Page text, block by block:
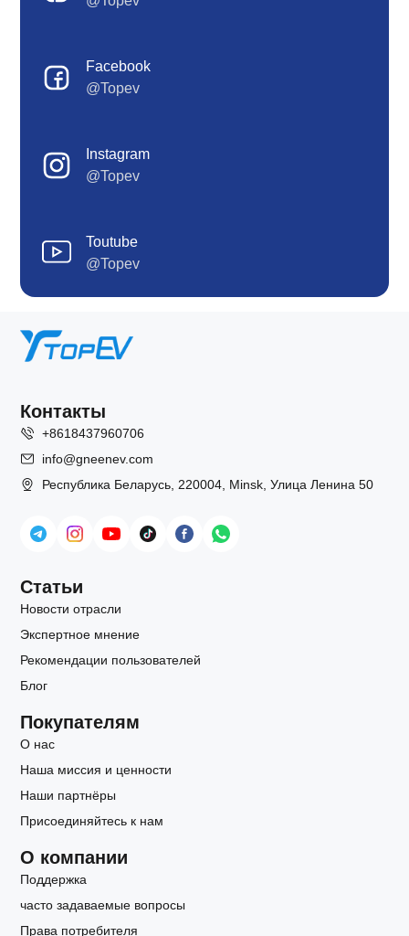
Facebook
@Topev
Instagram
@Topev
Toutube
@Topev
Контакты
+8618437960706
info@gneenev.com
Республика Беларусь, 220004, Minsk, Улица Ленина 50
Статьи
Новости отрасли
Экспертное мнение
Рекомендации пользователей
Блог
Покупателям
О нас
Наша миссия и ценности
Наши партнёры
Присоединяйтесь к нам
О компании
Поддержка
часто задаваемые вопросы
Права потребителя